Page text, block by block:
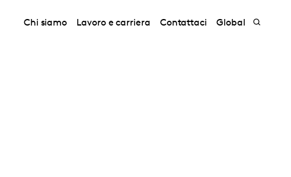
Chi siamo Lavoro e carriera Contattaci Global